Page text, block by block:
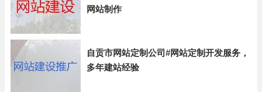
网站制作
自贡市网站定制公司#网站定制开发服务，
多年建站经验